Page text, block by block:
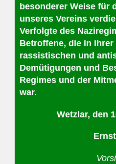
besonderer Weise für
unseres Vereins
Verfolgte des
Betroffene, die in
rassistischen und
Demütigungen und
Regimes und der
war.
Wetzlar, den